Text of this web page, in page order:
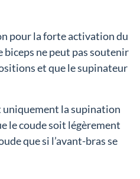
pour la forte activation du
biceps ne peut pas soutenir
et que le supinateur
uniquement la supination
le coude soit légèrement
que si l’avant-bras se